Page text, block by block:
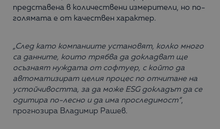
представена в количествени измерители, но по-
голямата е от качествен характер.
„След като компаниите установят, колко много
са данните, които трябва да докладват ще
осъзнаят нуждата от софтуер, с който да
автоматизират целия процес по отчитане на
устойчивостта, за да може ESG докладът да се
одитира по-лесно и да има проследимост“,
прогнозира Владимир Рашев.